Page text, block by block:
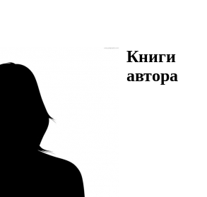
Книги
автора